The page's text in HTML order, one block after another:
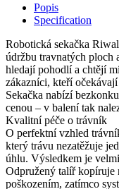
robotická
kosačka
(600
m2)
s
vodiacim
drôtom
quantity
Popis
Specification
Robotická sekačka
údržbu travnatých ploch
hledají pohodlí a chtějí
zákazníci, kteří
Sekačka nabízí
cenou – v balení tak
Kvalitní péče o trávník
O perfektní vzhled
který trávu nezatěžuje
úhlu. Výsledkem je
Odpružený talíř kopíruje
poškozením, zatímco